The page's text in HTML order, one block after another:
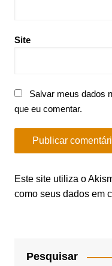
Site
Salvar meus dados
que eu comentar.
Este site utiliza o
como seus dados em
Pesquisar